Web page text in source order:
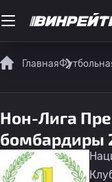
Главная
Нон-Лига
бомбардиры